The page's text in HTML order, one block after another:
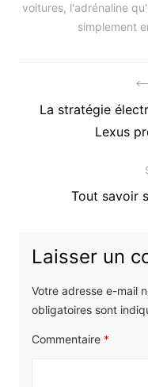
voitures, l'adrénaline
simplement
de
Précédent
La stratégie
Lexus
Article
Tout savoir
Laisser un
Votre adresse e-mail
obligatoires sont
Commentaire *